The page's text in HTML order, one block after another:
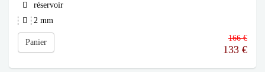
réservoir
2 mm
Panier 166 €
133 €